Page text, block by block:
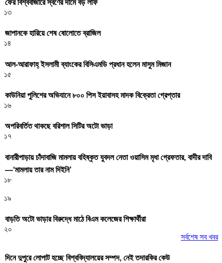
ফের বিশ্ববাজারে স্বর্ণের দামে বড় লাফ
১৩
জাপানকে হারিয়ে শেষ ষোলোতে ব্রাজিল
১৪
আল-আরাফাহ্ ইসলামী ব্যাংকের বিসিএমডি প্রধান হলেন মাসুম মিজান
১৫
কাউনিয়া পুলিশের অভিযানে ৮০০ পিস ইয়াবাসহ মাদক বিক্রেতা গ্রেপ্তার
১৬
অপরিবর্তিত থাকছে বরিশাল সিটির অটো ভাড়া
১৭
বানারীপাড়ায় চাঁদাবাজি মামলায় বহিষ্কৃত যুবদল নেতা ওয়াসিম মৃধা গ্রেফতার, বাদীর দাবি
—‘মামলায় তার নাম দিইনি’
১৮
১৯
বাড়তি অটো ভাড়ার বিরুদ্ধে মাঠে বিএম কলেজের শিক্ষার্থীরা
২০
সর্বশেষ সব খবর
দিনে দুপুরে লোপাট হচ্ছে বিশ্ববিদ্যালয়ের সম্পদ, নেই তদারকির কেউ